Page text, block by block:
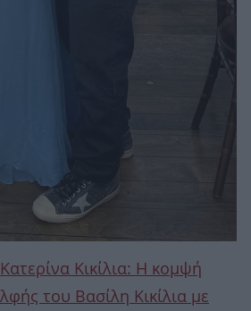
Κατερίνα Κικίλια: Η κομψή
του Βασίλη Κικίλια με